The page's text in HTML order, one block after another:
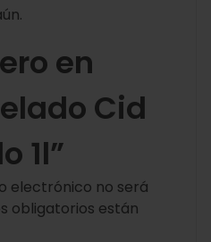
en
Cid
1l”
electrónico no será
obligatorios están